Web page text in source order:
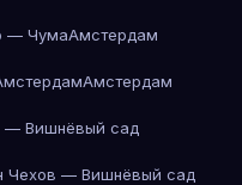
— ЧумаАмстердам
Амстердам
— Вишнёвый сад
Чехов — Вишнёвый сад